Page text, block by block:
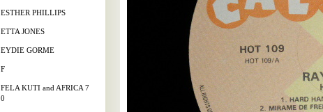
ESTHER PHILLIPS
ETTA JONES
EYDIE GORME
F
FELA KUTI and AFRICA 7
0